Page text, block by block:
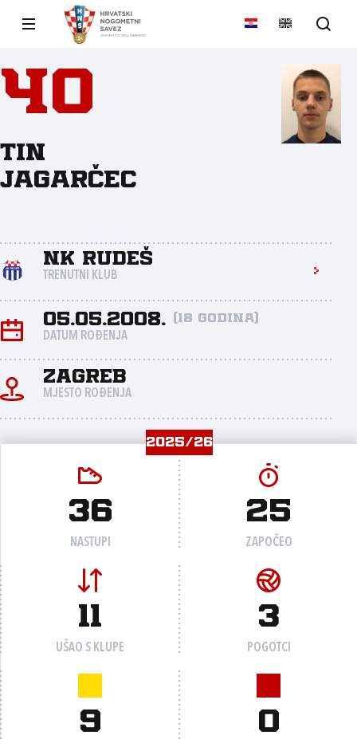
40
Tin
Jagarčec
NK Rudeš
TRENUTNI KLUB
05.05.2008. (18 godina)
DATUM ROĐENJA
Zagreb
MJESTO ROĐENJA
2025/26
36
NASTUPI
25
ZAPOČEO
11
UŠAO S KLUPE
3
POGOTCI
9 0